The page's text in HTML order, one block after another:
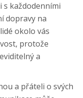
s každodenními
dopravy na
okolo vás
protože
a
a přáteli o svých